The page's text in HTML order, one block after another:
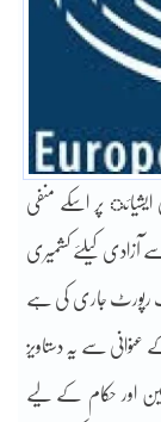
ایشیائ پر اسکے منفی
آزادی کیلئے کشمیری
رپورٹ جاری کی ہے
سے یہ دستاویز
اور حکام کے لیے